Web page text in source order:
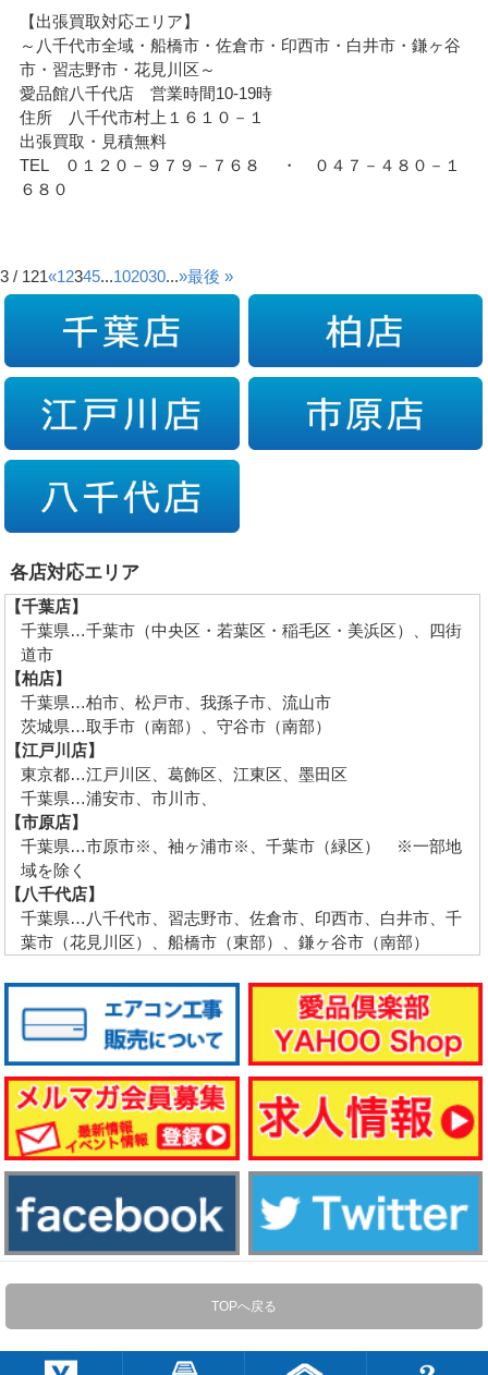
【出張買取対応エリア】
～八千代市全域・船橋市・佐倉市・印西市・白井市・鎌ヶ谷
市・習志野市・花見川区～
愛品館八千代店 営業時間10-19時
住所 八千代市村上１６１０－１
出張買取・見積無料
TEL ０１２０－９７９－７６８ ・ ０４７－４８０－１
６８０
3 / 121«12345...102030...»最後 »
各店対応エリア
【千葉店】
千葉県…千葉市（中央区・若葉区・稲毛区・美浜区）、四街
道市
【柏店】
千葉県…柏市、松戸市、我孫子市、流山市
茨城県…取手市（南部）、守谷市（南部）
【江戸川店】
東京都…江戸川区、葛飾区、江東区、墨田区
千葉県…浦安市、市川市、
【市原店】
千葉県…市原市※、袖ヶ浦市※、千葉市（緑区） ※一部地
域を除く
【八千代店】
千葉県…八千代市、習志野市、佐倉市、印西市、白井市、千
葉市（花見川区）、船橋市（東部）、鎌ヶ谷市（南部）
TOPへ戻る